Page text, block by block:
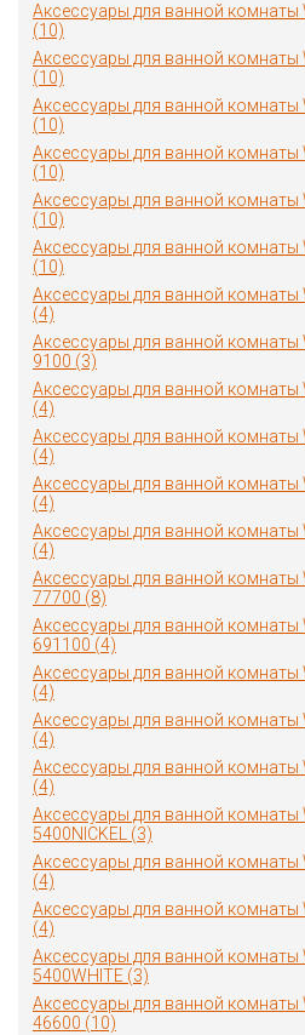
Аксессуары для ванной комнаты
(10)
Аксессуары для ванной
(10)
Аксессуары для ванной комнаты
(10)
Аксессуары для ванной комнаты
(10)
Аксессуары для ванной комнаты
(10)
Аксессуары для ванной комнаты
(10)
Аксессуары для ванной комнаты
(4)
Аксессуары для ванной комнаты
9100 (3)
Аксессуары для ванной комнаты
(4)
Аксессуары для ванной комнаты
(4)
Аксессуары для ванной комнаты
(4)
Аксессуары для ванной комнаты
(4)
Аксессуары для ванной комнаты
77700 (8)
Аксессуары для ванной комнаты
691100 (4)
Аксессуары для ванной
(4)
Аксессуары для ванной комнаты
(4)
Аксессуары для ванной комнаты
(4)
Аксессуары для ванной комнаты
5400NICKEL (3)
Аксессуары для ванной комнаты
(4)
Аксессуары для ванной комнаты
(4)
Аксессуары для ванной комнаты
5400WHITE (3)
Аксессуары для ванной комнаты
46600 (10)